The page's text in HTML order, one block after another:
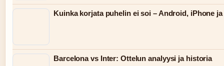
Kuinka korjata puhelin ei soi – Android, iPhone ja
Barcelona vs Inter: Ottelun analyysi ja historia